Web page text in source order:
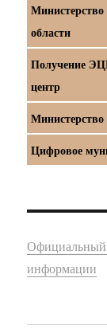
области
Получение
центр
Цифровое
Официальный
информации